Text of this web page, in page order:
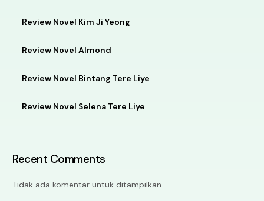
Review Novel Kim Ji Yeong
Review Novel Almond
Review Novel Bintang Tere Liye
Review Novel Selena Tere Liye
Recent Comments
Tidak ada komentar untuk ditampilkan.